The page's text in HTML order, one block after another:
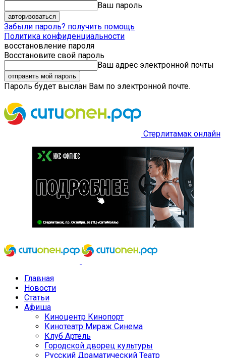
Ваш пароль
Забыли пароль? получить помощь
Политика конфиденциальности
восстановление пароля
Восстановите свой пароль
Ваш адрес электронной почты
Пароль будет выслан Вам по электронной почте.
Стерлитамак онлайн
Главная
Новости
Статьи
Афиша
Киноцентр Кинопорт
Кинотеатр Мираж Синема
Клуб Артель
Городской дворец культуры
Русский Драматический Театр